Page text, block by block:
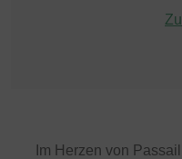
Im Herzen von